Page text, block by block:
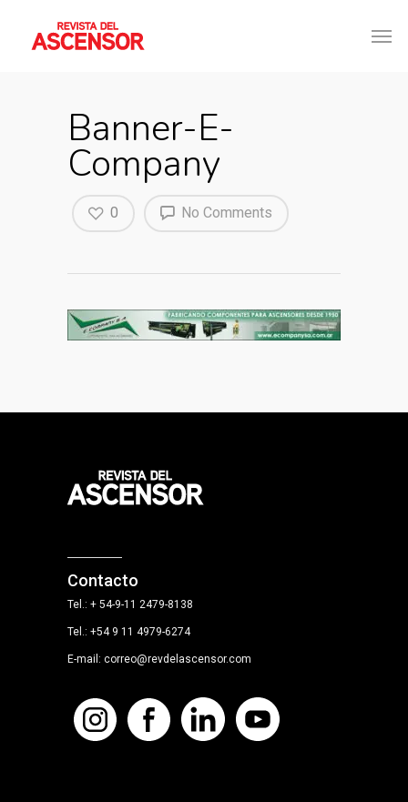
Banner-E-
Company
No Comments
0
Contacto
Tel.: + 54-9-11 2479-8138
Tel.: +54 9 11 4979-6274
E-mail: correo@revdelascensor.com